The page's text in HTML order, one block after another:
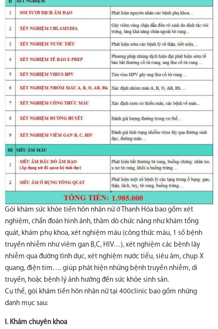
Gói khám sức khỏe tiền hôn nhân nữ ở Thanh Hóa bao gồm xét
nghiệm, chẩn đoán hình ảnh, thăm dò chức năng như khám tổng
quát, khám phụ khoa, xét nghiệm máu (công thức máu, 1 số bệnh
truyền nhiễm như viêm gan B,C, HIV…), xét nghiệm các bệnh lây
nhiễm qua đường tình dục, xét nghiệm nước tiểu, siêu âm, chụp X
quang, điện tim…. giúp phát hiện những bệnh truyền nhiễm, di
truyền, hoặc bệnh lý ảnh hưởng đến sức khỏe sinh sản.
Cụ thể, gói khám tiền hôn nhân nữ tại 400clinic bao gồm những
danh mục sau:
I. Khám chuyên khoa